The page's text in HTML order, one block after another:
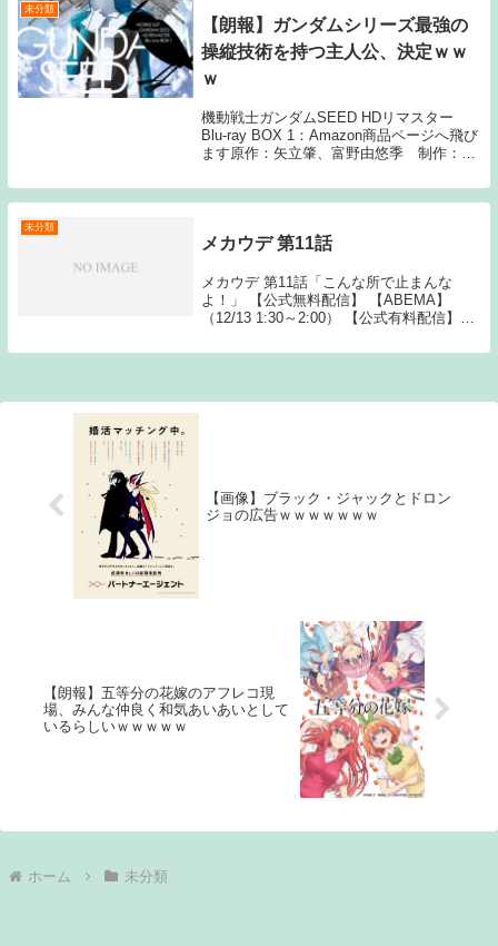
未分類
【朗報】ガンダムシリーズ最強の
操縦技術を持つ主人公、決定ｗｗ
ｗ
機動戦士ガンダムSEED HDリマスター
Blu-ray BOX 1：Amazon商品ページへ飛び
ます原作：矢立肇、富野由悠季 制作：サ
冷静に考えると、シリーズ最強の操縦技術
を有...
未分類
メカウデ 第11話
メカウデ 第11話「こんな所で止まんな
よ！」 【公式無料配信】 【ABEMA】
（12/13 1:30～2:00） 【公式有料配信】
【Amazonプライム】 【バンダイ】
【画像】ブラック・ジャックとドロン
ジョの広告ｗｗｗｗｗｗｗ
【朗報】五等分の花嫁のアフレコ現
場、みんな仲良く和気あいあいとして
いるらしいｗｗｗｗｗ
ホーム 未分類